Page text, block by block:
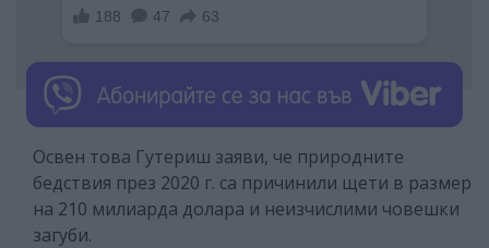
Освен това Гутериш заяви, че природните
бедствия през 2020 г. са причинили щети в размер
на 210 милиарда долара и неизчислими човешки
загуби.